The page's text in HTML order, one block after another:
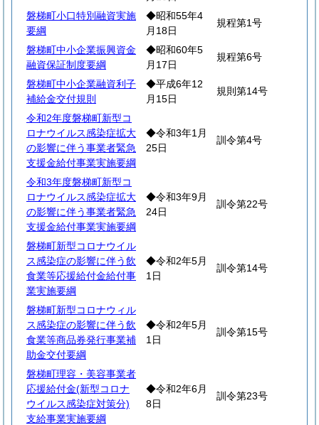
磐梯町小口特別融資実施
要綱
◆昭和55年4
月18日
規程第1号
磐梯町中小企業振興資金
融資保証制度要綱
◆昭和60年5
月17日
規程第6号
磐梯町中小企業融資利子
補給金交付規則
◆平成6年12
月15日
規則第14号
令和2年度磐梯町新型コ
ロナウイルス感染症拡大
の影響に伴う事業者緊急
支援金給付事業実施要綱
◆令和3年1月
25日
訓令第4号
令和3年度磐梯町新型コ
ロナウイルス感染症拡大
の影響に伴う事業者緊急
支援金給付事業実施要綱
◆令和3年9月
24日
訓令第22号
磐梯町新型コロナウイル
ス感染症の影響に伴う飲
食業等応援給付金給付事
業実施要綱
◆令和2年5月
1日
訓令第14号
磐梯町新型コロナウィル
ス感染症の影響に伴う飲
食業等商品券発行事業補
助金交付要綱
◆令和2年5月
1日
訓令第15号
磐梯町理容・美容事業者
応援給付金(新型コロナ
ウイルス感染症対策分)
支給事業実施要綱
◆令和2年6月
8日
訓令第23号